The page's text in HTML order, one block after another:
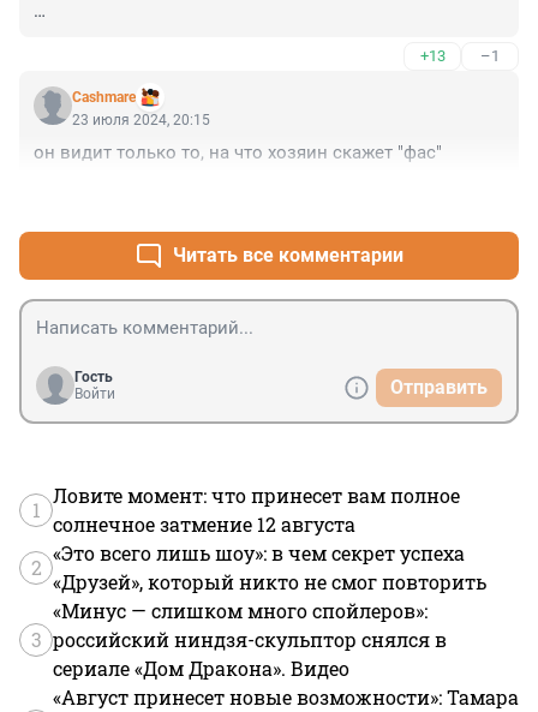
+13 –1
Cashmare
23 июля 2024, 20:15
он видит только то, на что хозяин скажет "фас"
Читать все комментарии
Гость
Войти
Отправить
1
Ловите момент: что принесет вам полное
солнечное затмение 12 августа
2
«Это всего лишь шоу»: в чем секрет успеха
«Друзей», который никто не смог повторить
3
«Минус — слишком много спойлеров»:
российский ниндзя-скульптор снялся в
сериале «Дом Дракона». Видео
«Август принесет новые возможности»: Тамара